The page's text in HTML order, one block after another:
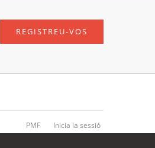
REGISTREU-VOS
PMF Inicia la sessió